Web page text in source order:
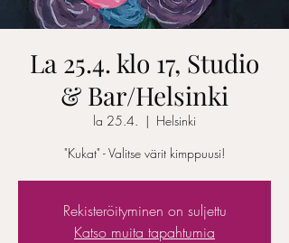
La 25.4. klo 17, Studio
& Bar/Helsinki
la 25.4.
  |
Helsinki
"Kukat" - Valitse värit kimppuusi!
Rekisteröityminen on suljettu
Katso muita tapahtumia